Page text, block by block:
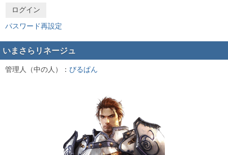
ログイン
パスワード再設定
いまさらリネージュ
管理人（中の人）： びるぱん